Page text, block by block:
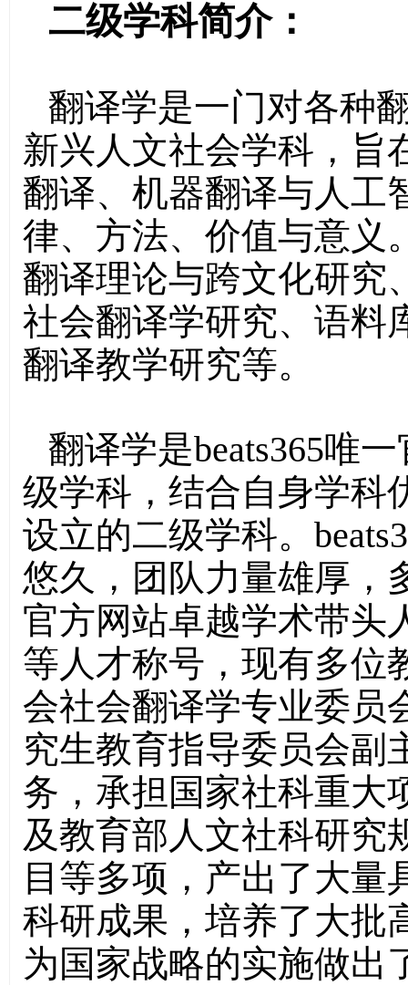
二级学科简介：
翻译学是一门对各种
新兴人文社会学科，旨
翻译、机器翻译与人工
律、方法、价值与意义
翻译理论与跨文化研究
社会翻译学研究、语料
翻译教学研究等。
翻译学是beats365唯
级学科，结合自身学科
设立的二级学科。
悠久，团队力量雄厚，
官方网站卓越学术带头
等人才称号，现有多位
会社会翻译学专业委员
究生教育指导委员会副
务，承担国家社科重大
及教育部人文社科研究
目等多项，产出了大量
科研成果，培养了大批
为国家战略的实施做出